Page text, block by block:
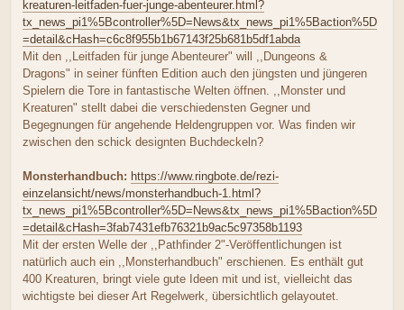
kreaturen-leitfaden-fuer-junge-abenteurer.html?
tx_news_pi1%5Bcontroller%5D=News&tx_news_pi1%5Baction%5D
=detail&cHash=c6c8f955b1b67143f25b681b5df1abda
Mit den ,,Leitfaden für junge Abenteurer" will ,,Dungeons &
Dragons" in seiner fünften Edition auch den jüngsten und jüngeren
Spielern die Tore in fantastische Welten öffnen. ,,Monster und
Kreaturen" stellt dabei die verschiedensten Gegner und
Begegnungen für angehende Heldengruppen vor. Was finden wir
zwischen den schick designten Buchdeckeln?
Monsterhandbuch: https://www.ringbote.de/rezi-
einzelansicht/news/monsterhandbuch-1.html?
tx_news_pi1%5Bcontroller%5D=News&tx_news_pi1%5Baction%5D
=detail&cHash=3fab7431efb76321b9ac5c97358b1193
Mit der ersten Welle der ,,Pathfinder 2"-Veröffentlichungen ist
natürlich auch ein ,,Monsterhandbuch" erschienen. Es enthält gut
400 Kreaturen, bringt viele gute Ideen mit und ist, vielleicht das
wichtigste bei dieser Art Regelwerk, übersichtlich gelayoutet.